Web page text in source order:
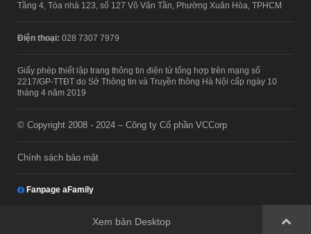
Tầng 4, Tòa nhà 123, số 127 Võ Văn Tần, Phường Xuân Hòa, TPHCM
Điện thoại: 028 7307 7979
Giấy phép thiết lập trang thông tin điện tử tổng hợp trên mạng số
2217/GP-TTĐT do Sở Thông tin và Truyền thông Hà Nội cấp ngày 10
tháng 4 năm 2019
© Copyright 2008 - 2024 – Công ty Cổ phần VCCorp
Chính sách bảo mật
Fanpage aFamily
Xem bản Desktop